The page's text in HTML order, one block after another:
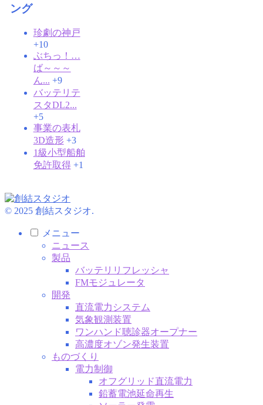
ング
珍劇の神戸
+10
ぶちっ！…
ば～～～
ん... +9
バッテリテ
スタDL2...
+5
事業の表札
3D造形 +3
1級小型船舶
免許取得 +1
© 2025 創結スタジオ.
メニュー
ニュース
製品
バッテリリフレッシャ
FMモジュレータ
開発
直流電力システム
気象観測装置
ワンハンド聴診器オープナー
高濃度オゾン発生装置
ものづくり
電力制御
オフグリッド直流電力
鉛蓄電池延命再生